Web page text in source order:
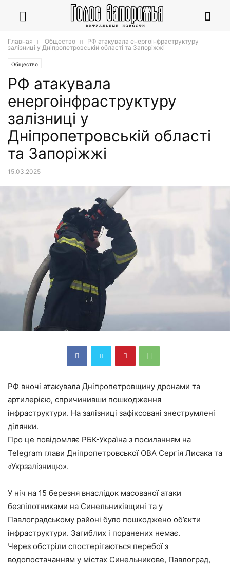
Главная Общество
РФ атакувала енергоінфраструктуру
залізниці у Дніпропетровській області та Запоріжжі
Общество
РФ атакувала
енергоінфраструктуру
залізниці у
Дніпропетровській області
та Запоріжжі
15.03.2025
РФ вночі атакувала Дніпропетровщину дронами та
артилерією, спричинивши пошкодження
інфраструктури. На залізниці зафіксовані знеструмлені
ділянки.
Про це повідомляє РБК-Україна з посиланням на
Telegram глави Дніпропетровської ОВА Сергія Лисака та
«Укрзалізницю».
У ніч на 15 березня внаслідок масованої атаки
безпілотниками на Синельниківщині та у
Павлоградському районі було пошкоджено об’єкти
інфраструктури. Загиблих і поранених немає.
Через обстріли спостерігаються перебої з
водопостачанням у містах Синельникове, Павлоград,